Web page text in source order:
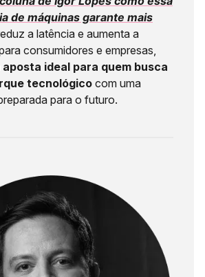
de máquinas garante mais
a latência e aumenta a
consumidores e empresas,
aposta ideal para quem busca
tecnológico com uma
para o futuro.